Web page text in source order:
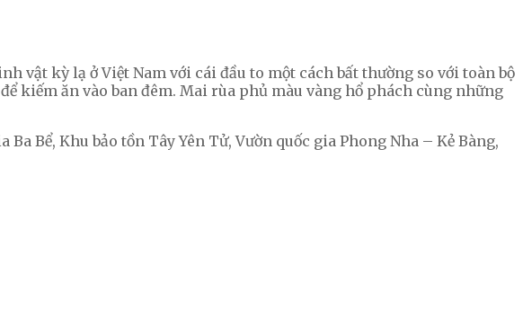
vật kỳ lạ ở Việt Nam với cái đầu to một cách bất thường so với toàn bộ
kiếm ăn vào ban đêm. Mai rùa phủ màu vàng hổ phách cùng những
Ba Bể, Khu bảo tồn Tây Yên Tử, Vườn quốc gia Phong Nha – Kẻ Bàng,